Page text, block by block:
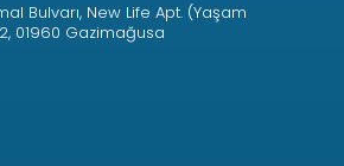
Bulvarı, New Life Apt. (Yaşam
01960 Gazimağusa